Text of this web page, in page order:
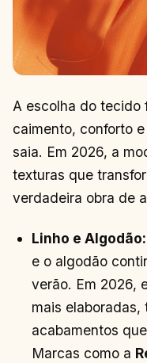
A escolha do tecido
caimento, conforto
saia. Em 2026, a
texturas que
verdadeira obra de
Linho e Algodão:
e o algodão
verão. Em 2026,
mais
acabamentos
Marcas como a